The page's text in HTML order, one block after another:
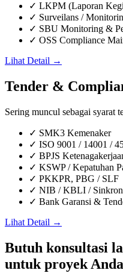
✓ LKPM (Laporan
✓ Surveilans /
✓ SBU Monitoring &
✓ OSS Compliance
Lihat Detail →
Tender &
Sering muncul sebagai syarat
✓ SMK3 Kemenaker
✓ ISO 9001 / 14001 /
✓ BPJS
✓ KSWP / Kepatuhan
✓ PKKPR, PBG / SLF
✓ NIB / KBLI /
✓ Bank Garansi &
Lihat Detail →
Butuh konsultasi
untuk proyek